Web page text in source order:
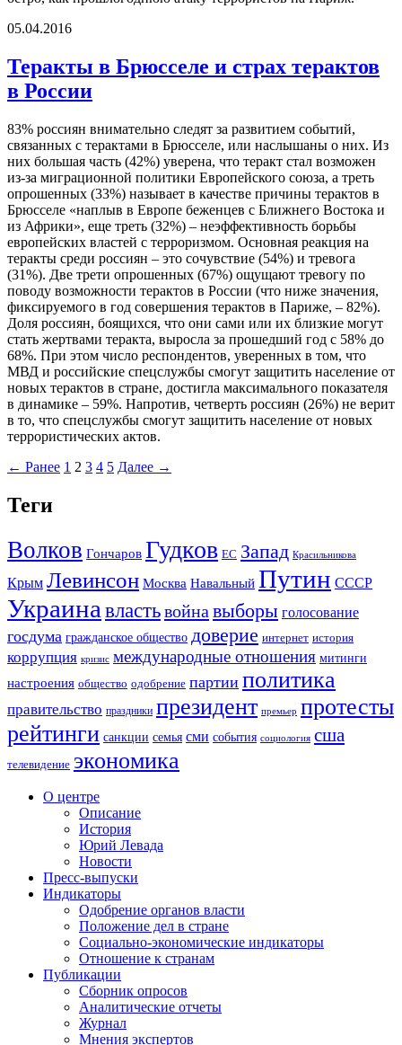
05.04.2016
Теракты в Брюсселе и страх терактов
в России
83% россиян внимательно следят за развитием событий,
связанных с терактами в Брюсселе, или наслышаны о них. Из
них большая часть (42%) уверена, что теракт стал возможен
из-за миграционной политики Европейского союза, а треть
опрошенных (33%) называет в качестве причины терактов в
Брюсселе «наплыв в Европе беженцев с Ближнего Востока и
из Африки», еще треть (32%) – неэффективность борьбы
европейских властей с терроризмом. Основная реакция на
теракты среди россиян – это сочувствие (54%) и тревога
(31%). Две трети опрошенных (67%) ощущают тревогу по
поводу возможности терактов в России (что ниже значения,
фиксируемого в год совершения терактов в Париже, – 82%).
Доля россиян, боящихся, что они сами или их близкие могут
стать жертвами теракта, выросла за прошедший год с 58% до
68%. При этом число респондентов, уверенных в том, что
МВД и российские спецслужбы смогут защитить население от
новых терактов в стране, достигла максимального показателя
в динамике – 59%. Напротив, четверть россиян (26%) не верит
в то, что спецслужбы смогут защитить население от новых
террористических актов.
← Ранее 1 2 3 4 5 Далее →
Теги
Волков Гончаров Гудков ЕС Запад Красильникова
Крым Левинсон Москва Навальный Путин СССР
Украина властьвойна выборы голосование
госдума гражданское общество доверие интернет история
коррупция кризис международные отношения митинги
настроения общество одобрение партии политика
правительство праздники президент премьер протесты
рейтинги санкции семья сми события социология сша
телевидение экономика
О центре
Описание
История
Юрий Левада
Новости
Пресс-выпуски
Индикаторы
Одобрение органов власти
Положение дел в стране
Социально-экономические индикаторы
Отношение к странам
Публикации
Сборник опросов
Аналитические отчеты
Журнал
Мнения экспертов